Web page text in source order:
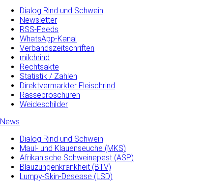
Dialog Rind und Schwein
Newsletter
RSS-Feeds
WhatsApp-Kanal
Verbandszeitschriften
milchrind
Rechtsakte
Statistik / Zahlen
Direktvermarkter Fleischrind
Rassebroschüren
Weideschilder
News
Dialog Rind und Schwein
Maul- und­ Klauenseuche­ (MKS)
Afrikanische Schweinepest (ASP)
Blauzungenkrankheit (BTV)
Lumpy-Skin-Desease (LSD)